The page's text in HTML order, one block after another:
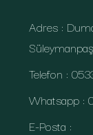
Adres :
Telefon :
Whatsapp :
E-Posta :